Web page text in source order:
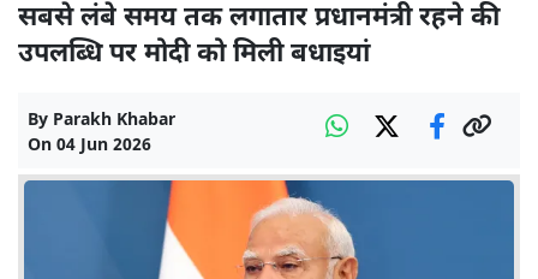
सबसे लंबे समय तक लगातार प्रधानमंत्री रहने की
उपलब्धि पर मोदी को मिली बधाइयां
By Parakh Khabar
On 04 Jun 2026